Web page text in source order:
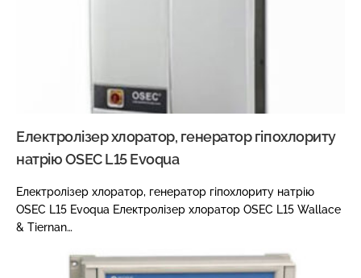
Електролізер хлоратор, генератор гіпохлориту
натрію OSEC L15 Evoqua
Електролізер хлоратор, генератор гіпохлориту натрію
OSEC L15 Evoqua Електролізер хлоратор OSEC L15 Wallace
& Tiernan…